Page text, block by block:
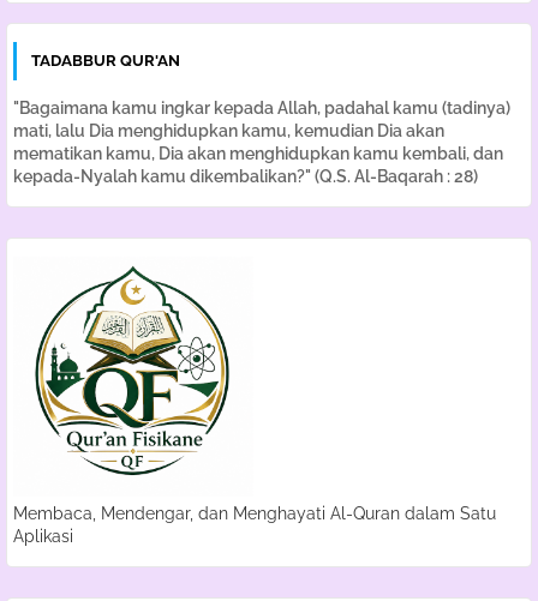
TADABBUR QUR'AN
"Bagaimana kamu ingkar kepada Allah, padahal kamu (tadinya)
mati, lalu Dia menghidupkan kamu, kemudian Dia akan
mematikan kamu, Dia akan menghidupkan kamu kembali, dan
kepada-Nyalah kamu dikembalikan?" (Q.S. Al-Baqarah : 28)
Membaca, Mendengar, dan Menghayati Al-Quran dalam Satu
Aplikasi